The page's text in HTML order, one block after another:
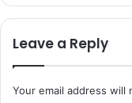
Leave a Reply
Your email address will